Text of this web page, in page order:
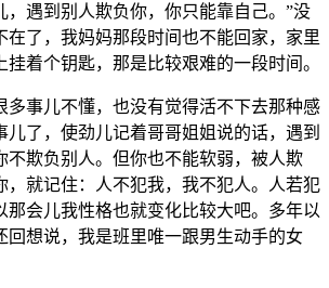
，遇到别人欺负你，你只能靠自己。”没
在了，我妈妈那段时间也不能回家，家里
挂着个钥匙，那是比较艰难的一段时间。
多事儿不懂，也没有觉得活不下去那种感
儿了，使劲儿记着哥哥姐姐说的话，遇到
不欺负别人。但你也不能软弱，被人欺
，就记住：人不犯我，我不犯人。人若犯
那会儿我性格也就变化比较大吧。多年以
回想说，我是班里唯一跟男生动手的女